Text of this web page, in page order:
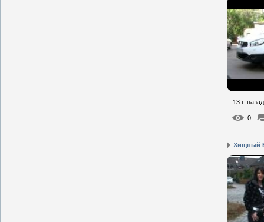
13 г. назад
0
Хищный